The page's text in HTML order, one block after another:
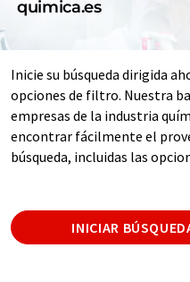
quimica.es
Inicie su búsqueda dirigida
opciones de filtro. Nuestra
empresas de la industria
encontrar fácilmente el
búsqueda, incluidas las
INICIAR